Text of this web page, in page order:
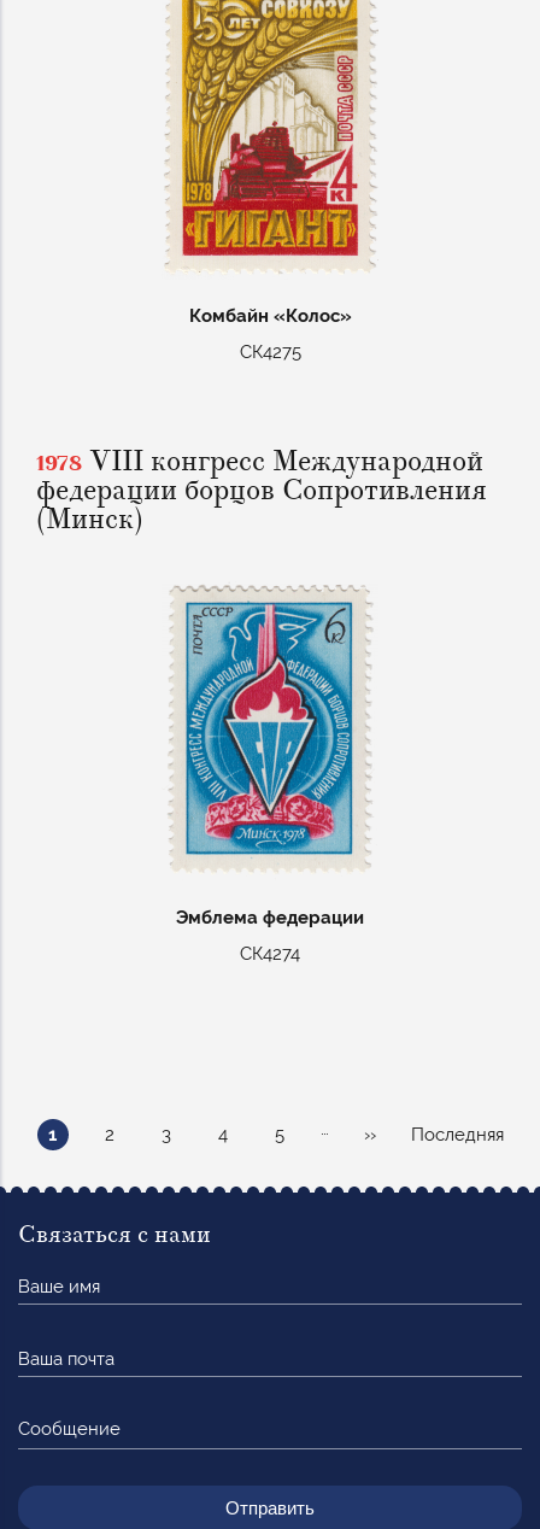
Комбайн «Колос»
СК4275
1978 VIII конгресс Международной
федерации борцов Сопротивления
(Минск)
Эмблема федерации
СК4274
Нумерация
страницТекущая
1 Page
2 Page
3 Page
4 Page
5 …
Следующая
››
Последняя
Последняя
Связаться с нами
имя
почта
Сообщение